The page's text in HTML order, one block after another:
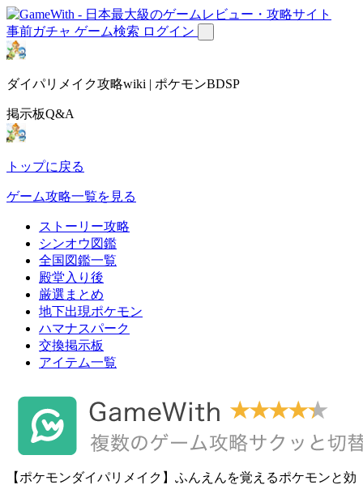
事前ガチャ ゲーム検索 ログイン
ダイパリメイク攻略wiki | ポケモンBDSP
掲示板Q&A
トップに戻る
ゲーム攻略一覧を見る
ストーリー攻略
シンオウ図鑑
全国図鑑一覧
殿堂入り後
厳選まとめ
地下出現ポケモン
ハマナスパーク
交換掲示板
アイテム一覧
【ポケモンダイパリメイク】ふんえんを覚えるポケモンと効